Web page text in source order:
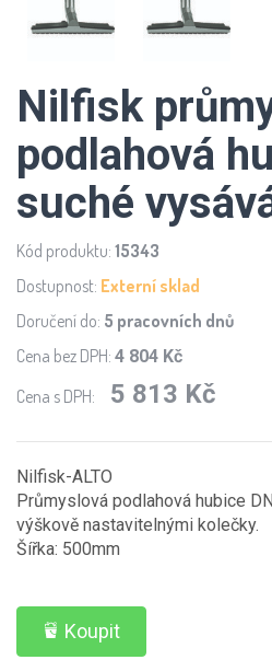
Nilfisk
podlahová
suché
Kód produktu: 15343
Dostupnost: Externí sklad
Doručení do: 5 pracovních dnů
Cena bez DPH: 4 804 Kč
Cena s DPH: 5 813 Kč
Nilfisk-ALTO
Průmyslová podlahová hubice
výškově nastavitelnými kolečky.
Šířka: 500mm
Koupit